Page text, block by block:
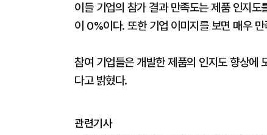
이들 기업의 참가 결과 만족도는 제품 인지
이 0%이다. 또한 기업 이미지를 보면 매우
참여 기업들은 개발한 제품의 인지도 향상에
다고 밝혔다.
관련기사